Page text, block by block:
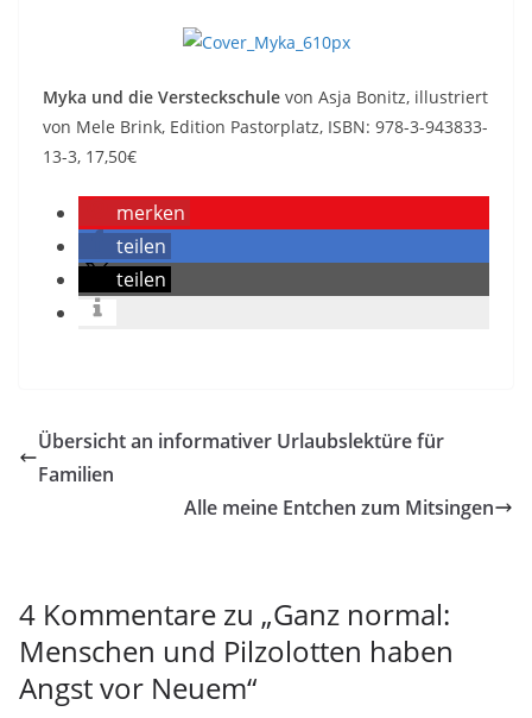
Myka und die Versteckschule von Asja Bonitz, illustriert
von Mele Brink, Edition Pastorplatz, ISBN: 978-3-943833-
13-3, 17,50€
merken
teilen
teilen
Übersicht an informativer Urlaubslektüre für
Familien
Alle meine Entchen zum Mitsingen
4 Kommentare zu „Ganz normal:
Menschen und Pilzolotten haben
Angst vor Neuem“